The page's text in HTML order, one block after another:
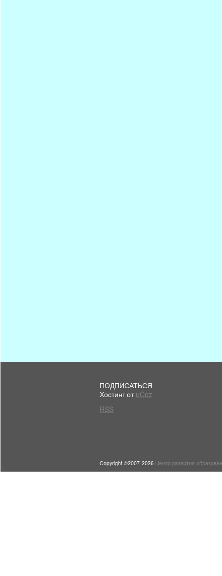
ПОДПИСАТЬСЯ
Хостинг от uCoz
RSS
Copyright ©2007-2026 Центр развития